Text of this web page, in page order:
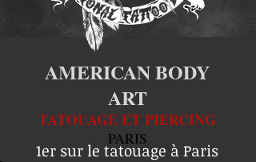
AMERICAN BODY
ART
TATOUAGE ET PIERCING
PARIS
1er sur le tatouage à Paris